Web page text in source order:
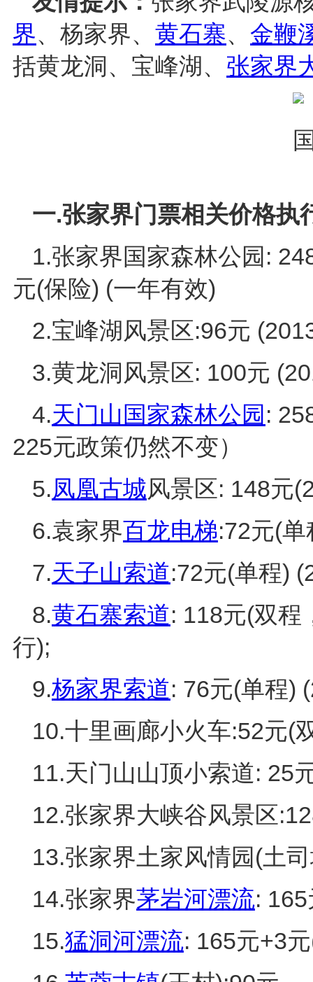
界、杨家界、 黄石寨、 金鞭
括黄龙洞、宝峰湖、 张家界
一.张家界门票相关价格执
1.张家界国家森林公园:
元(保险) (一年有效)
2.宝峰湖风景区:96元
3.黄龙洞风景区: 100元
4.天门山国家森林公园 :
225元政策仍然不变）
5.凤凰古城风景区: 148元
6.袁家界百龙电梯:72元(
7.天子山索道:72元(单程)
8.黄石寨索道: 118元(双程
行);
9.杨家界索道: 76元(单程)
10.十里画廊小火车:52元(
11.天门山山顶小索道: 25
12.张家界大峡谷风景区
13.张家界土家风情园(土
14.张家界茅岩河漂流:
15.猛洞河漂流: 165元+3